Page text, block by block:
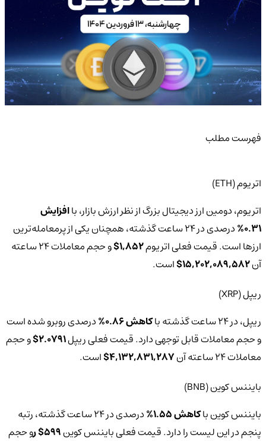
فهرست مطلب
اتریوم (ETH)
اتریوم، دومین ارز دیجیتال بزرگ از نظر ارزش بازار، باافزایش
0.31%
درصدی در 24 ساعت گذشته، همچنان یکی از پرمعامله‌ترین
ارزها است. قیمت فعلی اتریوم1,852$
و حجم معاملات 24 ساعته
آن15,202,089,582$ است.
ریپل (XRP)
ریپل، در 24 ساعت گذشته با
کاهش 0.86%
درصدی روبرو شده است
و حجم معاملات قابل توجهی دارد. قیمت فعلی ریپل2.0791$ و حجم
معاملات 24 ساعته آن
4,132,831,287$ است.
بایننس کوین (BNB)
بایننس کوین باکاهش 1.55%
درصدی در 24 ساعت گذشته، رتبه
پنجم در این لیست را دارد.‌ قیمت فعلی بایننس کوین599$ ر
و حجم